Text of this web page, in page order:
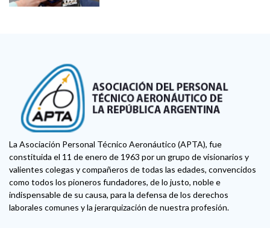
La Asociación Personal Técnico Aeronáutico (APTA), fue
constituida el 11 de enero de 1963 por un grupo de visionarios y
valientes colegas y compañeros de todas las edades, convencidos
como todos los pioneros fundadores, de lo justo, noble e
indispensable de su causa, para la defensa de los derechos
laborales comunes y la jerarquización de nuestra profesión.